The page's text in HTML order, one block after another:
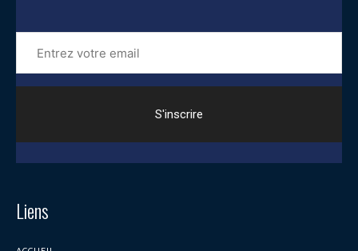
Entrez
votre
email
Liens